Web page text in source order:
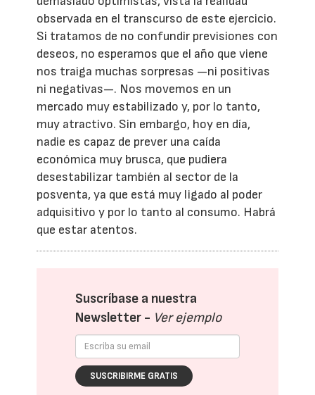
observada en el transcurso de este ejercicio.
Si tratamos de no confundir previsiones con
deseos, no esperamos que el año que viene
nos traiga muchas sorpresas —ni positivas
ni negativas—. Nos movemos en un
mercado muy estabilizado y, por lo tanto,
muy atractivo. Sin embargo, hoy en día,
nadie es capaz de prever una caída
económica muy brusca, que pudiera
desestabilizar también al sector de la
posventa, ya que está muy ligado al poder
adquisitivo y por lo tanto al consumo. Habrá
que estar atentos.
Suscríbase a nuestra
Newsletter - Ver ejemplo
SUSCRIBIRME GRATIS